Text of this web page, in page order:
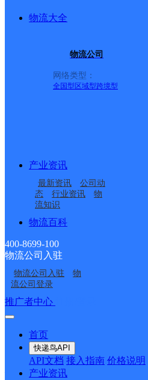
物流大全
物流公司
网络类型：
全国型 区域型跨境型
产业资讯
最新资讯
公司动
态
行业资讯
物
流知识
物流百科
400-8699-100
物流公司入驻
物流公司入驻
物
流公司登录
推广者中心
首页
快递鸟API
API文档 接入指南 价格说明
产业资讯
淮北濉溪县百善镇营业
部
淮北濉溪县
五沟邮政支局
溪河路邮政所
韩村邮政支局
百善矿邮政所
接口API
API接口 DEMO下载
关于我们